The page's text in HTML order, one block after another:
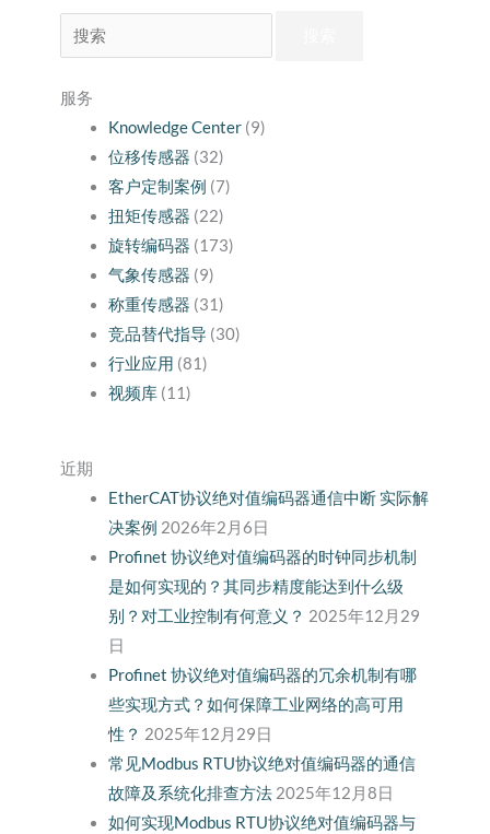
索：
服务
Knowledge Center(9)
位移传感器 (32)
客户定制案例 (7)
扭矩传感器 (22)
旋转编码器 (173)
气象传感器 (9)
称重传感器 (31)
竞品替代指导 (30)
行业应用 (81)
视频库(11)
近期
EtherCAT协议绝对值编码器通信中断 实际解
决案例 2026年2月6日
Profinet 协议绝对值编码器的时钟同步机制
是如何实现的？其同步精度能达到什么级
别？对工业控制有何意义？ 2025年12月29
日
Profinet 协议绝对值编码器的冗余机制有哪
些实现方式？如何保障工业网络的高可用
性？ 2025年12月29日
常见Modbus RTU协议绝对值编码器的通信
故障及系统化排查方法 2025年12月8日
如何实现Modbus RTU协议绝对值编码器与